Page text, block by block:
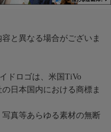
と異なる場合がございま
ドロゴは、米国TiVo
日本国内における商標ま
真等あらゆる素材の無断